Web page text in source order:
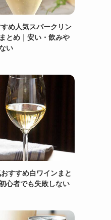
め人気スパークリン
とめ｜安い・飲みや
い
すすめ白ワインまと
心者でも失敗しない